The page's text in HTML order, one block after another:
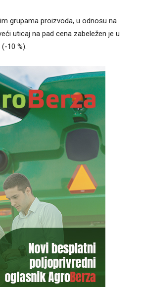
grupama proizvoda, u odnosu na
uticaj na pad cena zabeležen je u
10 %).